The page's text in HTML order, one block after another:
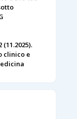
(11.2025).
clinico e